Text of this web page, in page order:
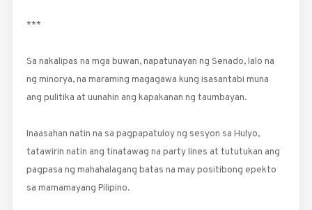
***
Sa nakalipas na mga buwan, napatunayan ng Senado, lalo na
ng minorya, na maraming magagawa kung isasantabi muna
ang pulitika at uunahin ang kapakanan ng taumbayan.
Inaasahan natin na sa pagpapatuloy ng sesyon sa Hulyo,
tatawirin natin ang tinatawag na party lines at tututukan ang
pagpasa ng mahahalagang batas na may positibong epekto
sa mamamayang Pilipino.